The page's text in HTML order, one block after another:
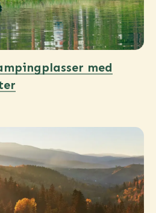
med